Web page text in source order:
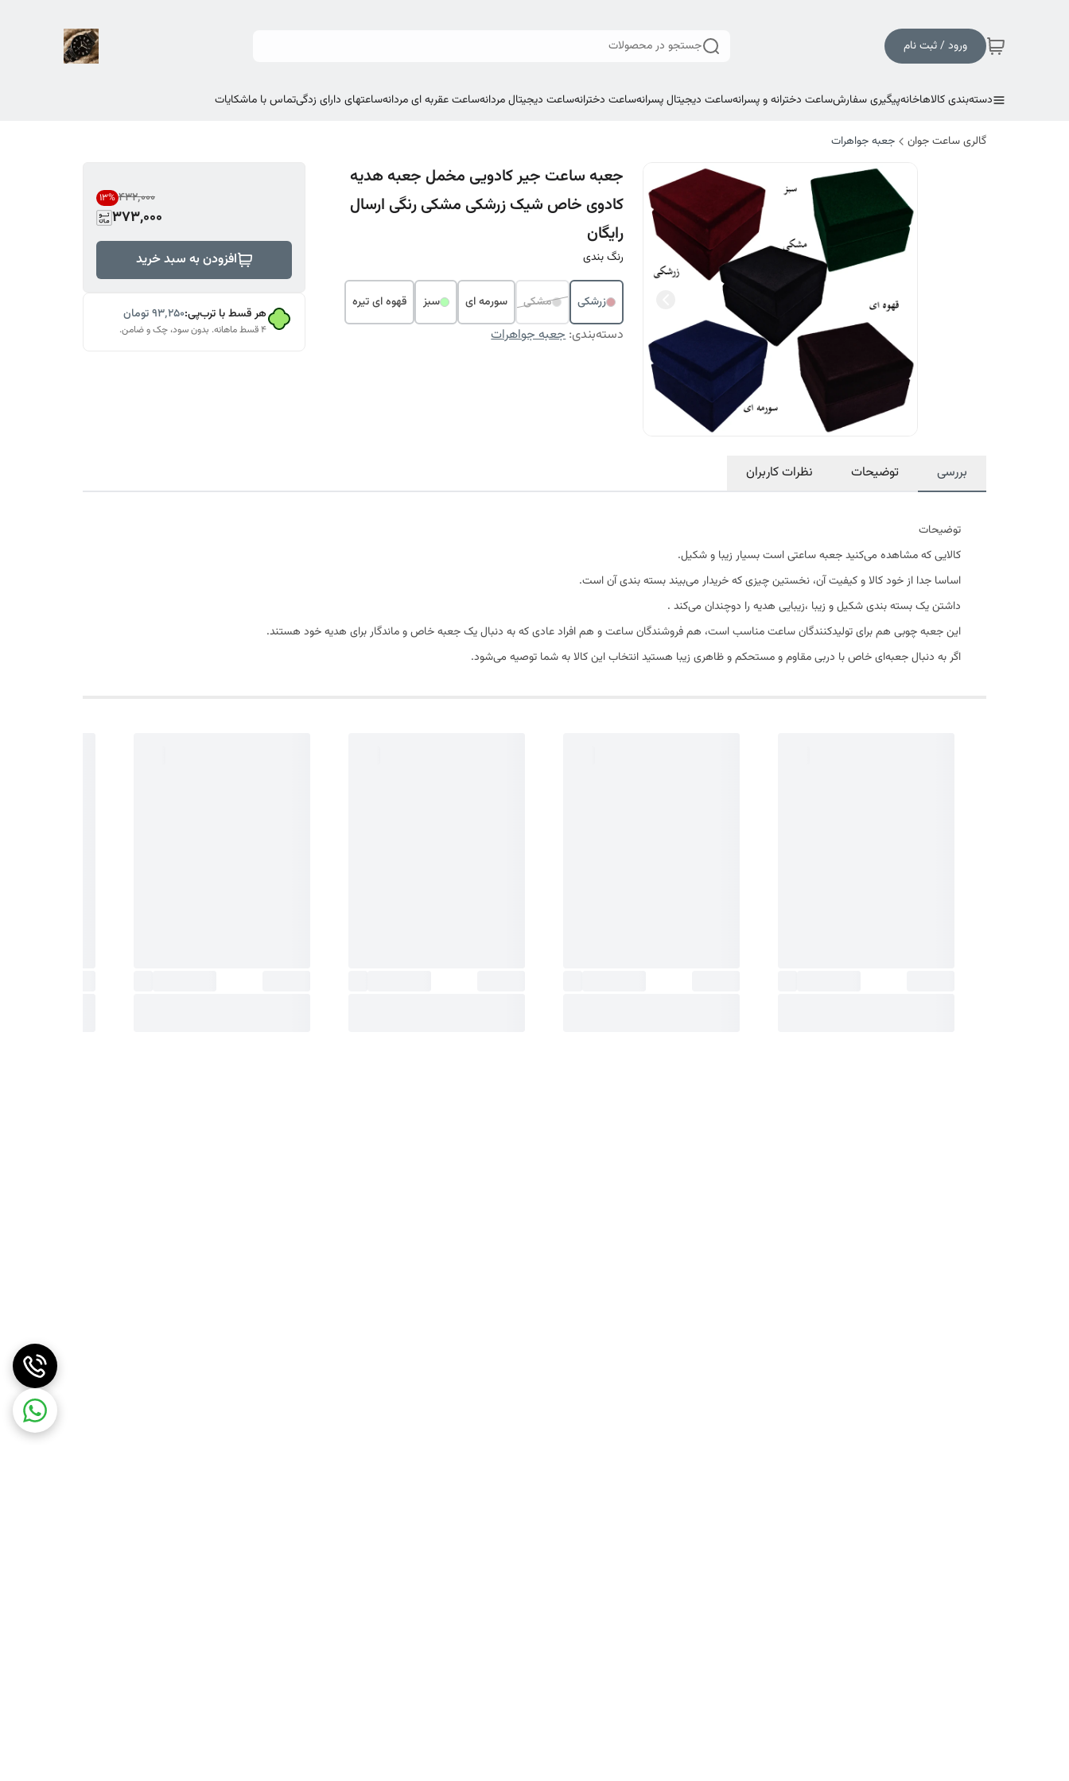
ورود / ثبت نام جستجو در محصولات
دسته‌بندی کالاهاخانهپیگیری سفارشساعت دخترانه و پسرانهساعت دیجیتال پسرانهساعت دخترانهساعت دیجیتال مردانهساعت عقربه ای مردانهساعتهای دارای زدگیتماس با ماشکایات
گالری ساعت جوان جعبه جواهرات
جعبه ساعت جیر کادویی مخمل جعبه هدیه
کادوی خاص شیک زرشکی مشکی رنگی ارسال
رایگان
رنگ بندی
زرشکی مشکی سورمه ای سبز قهوه ای تیره
دسته‌بندی:جعبه جواهرات
۴۳۲٬۰۰۰ 13%
373,000
افزودن به سبد خرید
هر قسط با ترب‌پی:۹۳٬۲۵۰تومان
۴ قسط ماهانه. بدون سود، چک و ضامن.
بررسی توضیحات نظرات کاربران
توضیحات
کالایی که مشاهده می‌کنید جعبه ساعتی است بسیار زیبا و شکیل.
اساسا جدا از خود کالا و کیفیت آن، نخستین چیزی که خریدار می‌بیند بسته بندی آن است.
داشتن یک بسته بندی شکیل و زیبا ،زیبایی هدیه را دوچندان می‌کند .
این جعبه چوبی هم برای تولیدکنندگان ساعت مناسب است، هم فروشندگان ساعت و هم افراد عادی که به دنبال یک جعبه خاص و ماندگار برای هدیه خود هستند.
اگر به دنبال جعبه‌ای خاص با دربی مقاوم و مستحکم و ظاهری زیبا هستید انتخاب این کالا به شما توصیه می‌شود.